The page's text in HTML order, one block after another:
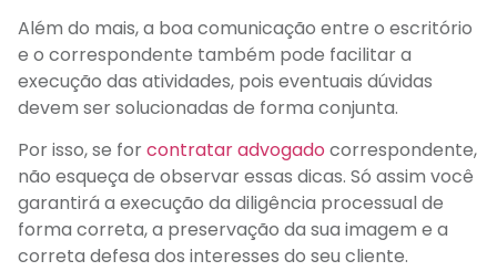
Além do mais, a boa comunicação entre o escritório
e o correspondente também pode facilitar a
execução das atividades, pois eventuais dúvidas
devem ser solucionadas de forma conjunta.
Por isso, se forcontratar advogado correspondente,
não esqueça de observar essas dicas. Só assim você
garantirá a execução da diligência processual de
forma correta, a preservação da sua imagem e a
correta defesa dos interesses do seu cliente.